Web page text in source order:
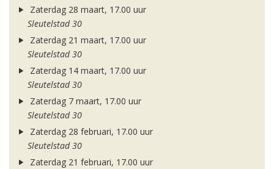
Zaterdag 28 maart, 17.00 uur
Sleutelstad 30
Zaterdag 21 maart, 17.00 uur
Sleutelstad 30
Zaterdag 14 maart, 17.00 uur
Sleutelstad 30
Zaterdag 7 maart, 17.00 uur
Sleutelstad 30
Zaterdag 28 februari, 17.00 uur
Sleutelstad 30
Zaterdag 21 februari, 17.00 uur